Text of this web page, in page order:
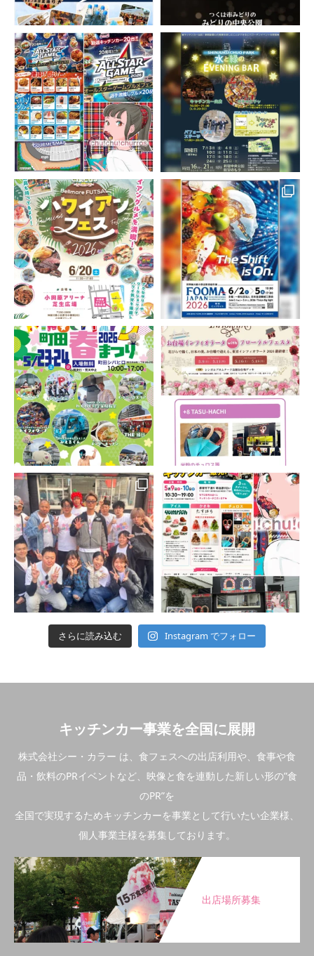
さらに読み込む Instagram でフォロー
キッチンカー事業を全国に展開
株式会社シー・カラー は、食フェスへの出店利用や、食事や食
品・飲料のPRイベントなど、映像と食を連動した新しい形の”食
のPR”を
全国で実現するためキッチンカーを事業として行いたい企業様、
個人事業主様を募集しております。
出店場所募集